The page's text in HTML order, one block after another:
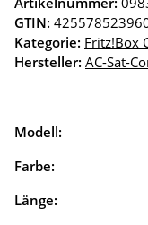
GTIN:
Kategorie: Fritz!Box
Hersteller: AC-Sat-
Modell:
Farbe:
Länge: